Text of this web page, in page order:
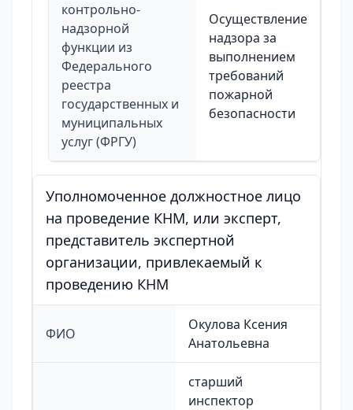
контрольно-
надзорной
функции из
Федерального
реестра
государственных и
муниципальных
услуг (ФРГУ)
Осуществление
надзора за
выполнением
требований
пожарной
безопасности
Уполномоченное должностное лицо
на проведение КНМ, или эксперт,
представитель экспертной
организации, привлекаемый к
проведению КНМ
ФИО
Окулова Ксения
Анатольевна
старший
инспектор